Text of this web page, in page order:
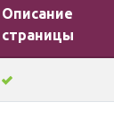
Описание
страницы